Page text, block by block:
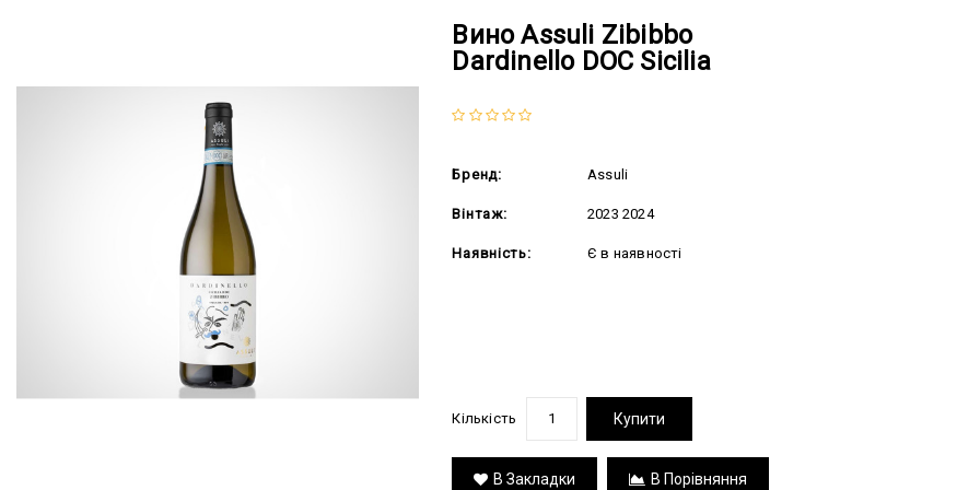
Вино Assuli Zibibbo
Dardinello DOC Sicilia
Бренд: Assuli
Вінтаж: 2023 2024
Наявність: Є в наявності
Кількість Купити
В Закладки В Порівняння